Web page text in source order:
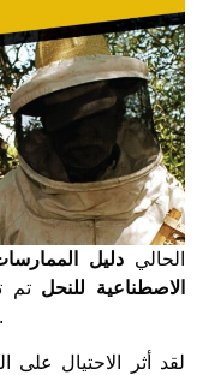
الحالي دليل
الاصطناعية للنحل تم
الناجمة عن مكافحة الاحتيال في العسل.
لقد أثر الاحتيال